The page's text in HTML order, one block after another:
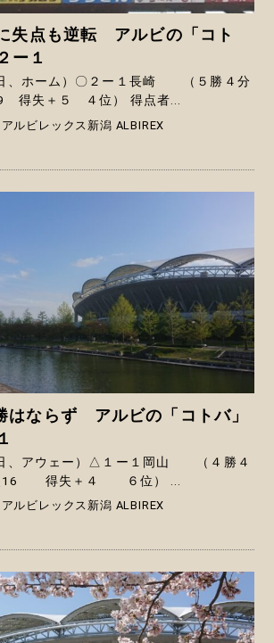
失点も逆転 アルビの「コト
ー１
、ホーム）〇２ー１長崎 （５勝４分
得失＋５ ４位） 得点者...
アルビレックス新潟 ALBIREX
ならず アルビの「コトバ」
、アウェー）△１ー１岡山 （４勝４
16 得失＋４ ６位） ...
アルビレックス新潟 ALBIREX